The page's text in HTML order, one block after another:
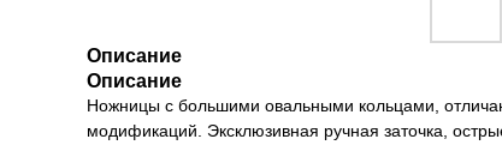
Описание
Описание
Ножницы с большими овальными кольцами,
модификаций. Эксклюзивная ручная заточка,